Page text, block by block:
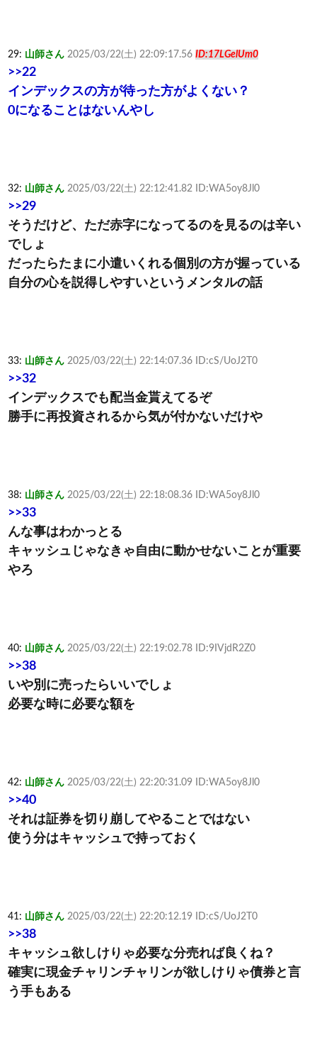
29: 山師さん 2025/03/22(土) 22:09:17.56 ID:17LGelUm0
>>22
インデックスの方が待った方がよくない？
0になることはないんやし
32: 山師さん 2025/03/22(土) 22:12:41.82 ID:WA5oy8Jl0
>>29
そうだけど、ただ赤字になってるのを見るのは辛い
でしょ
だったらたまに小遣いくれる個別の方が握っている
自分の心を説得しやすいというメンタルの話
33: 山師さん 2025/03/22(土) 22:14:07.36 ID:cS/UoJ2T0
>>32
インデックスでも配当金貰えてるぞ
勝手に再投資されるから気が付かないだけや
38: 山師さん 2025/03/22(土) 22:18:08.36 ID:WA5oy8Jl0
>>33
んな事はわかっとる
キャッシュじゃなきゃ自由に動かせないことが重要
やろ
40: 山師さん 2025/03/22(土) 22:19:02.78 ID:9IVjdR2Z0
>>38
いや別に売ったらいいでしょ
必要な時に必要な額を
42: 山師さん 2025/03/22(土) 22:20:31.09 ID:WA5oy8Jl0
>>40
それは証券を切り崩してやることではない
使う分はキャッシュで持っておく
41: 山師さん 2025/03/22(土) 22:20:12.19 ID:cS/UoJ2T0
>>38
キャッシュ欲しけりゃ必要な分売れば良くね？
確実に現金チャリンチャリンが欲しけりゃ債券と言
う手もある